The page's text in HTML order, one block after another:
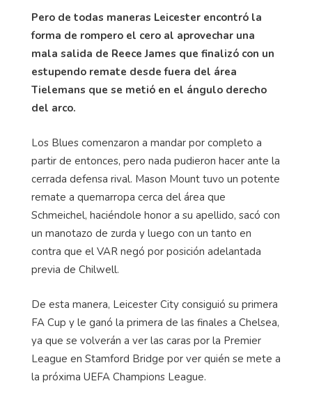
Pero de todas maneras Leicester encontró la
forma de rompero el cero al aprovechar una
mala salida de Reece James que finalizó con un
estupendo remate desde fuera del área
Tielemans que se metió en el ángulo derecho
del arco.
Los Blues comenzaron a mandar por completo a
partir de entonces, pero nada pudieron hacer ante la
cerrada defensa rival. Mason Mount tuvo un potente
remate a quemarropa cerca del área que
Schmeichel, haciéndole honor a su apellido, sacó con
un manotazo de zurda y luego con un tanto en
contra que el VAR negó por posición adelantada
previa de Chilwell.
De esta manera, Leicester City consiguió su primera
FA Cup y le ganó la primera de las finales a Chelsea,
ya que se volverán a ver las caras por la Premier
League en Stamford Bridge por ver quién se mete a
la próxima UEFA Champions League.